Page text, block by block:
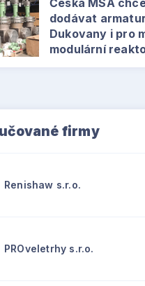
dodávat
Dukovany i pro
modulární
firmy
Renishaw s.r.o.
PROveletrhy s.r.o.